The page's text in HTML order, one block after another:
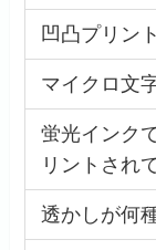
凹凸プリン
マイクロ文
蛍光インク
リントされ
透かしが何